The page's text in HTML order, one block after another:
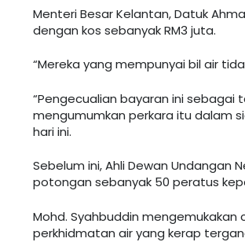
Menteri Besar Kelantan, Datuk
dengan kos sebanyak RM3 juta.
“Mereka yang mempunyai bil air
“Pengecualian bayaran ini sebagai
mengumumkan perkara itu dalam
hari ini.
Sebelum ini, Ahli Dewan Undangan
potongan sebanyak 50 peratus
Mohd. Syahbuddin
perkhidmatan air yang kerap